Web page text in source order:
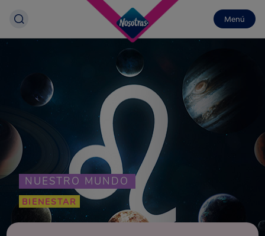
Menú
NUESTRO MUNDO
BIENESTAR